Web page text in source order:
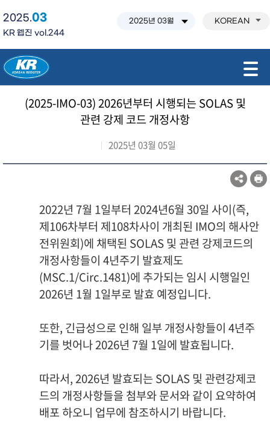
2025.03
KR 웹진 vol.244
KOREAN
(2025-IMO-03) 2026년부터 시행되는 SOLAS 및
관련 강제 코드 개정사항
2025년 03월 05일
2022년 7월 1일부터 2024년6월 30일 사이(즉,
제106차부터 제108차사이 개최된 IMO의 해사안
전위원회)에 채택된 SOLAS 및 관련 강제코드의
개정사항들이 4년주기 발효제도
(MSC.1/Circ.1481)에 추가되는 임시 시행일인
2026년 1월 1일부로 발효 예정입니다.
또한, 긴급성으로 인해 일부 개정사항들이 4년주
기를 벗어나 2026년 7월 1일에 발효됩니다.
따라서, 2026년 발효되는 SOLAS 및 관련강제코
드의 개정사항들을 첨부와 문서와 같이 요약하여
배포 하오니 업무에 참조하시기 바랍니다.